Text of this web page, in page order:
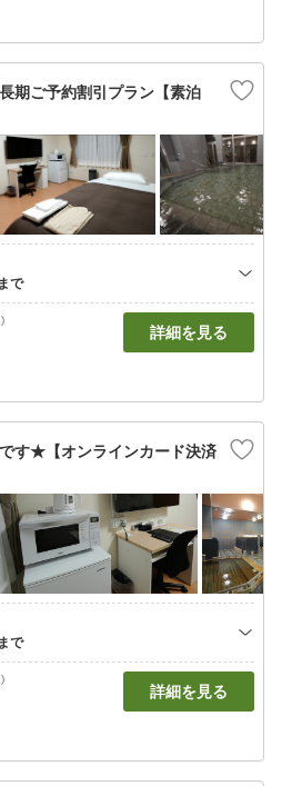
期ご予約割引プラン【素泊
詳細を見る
す★【オンラインカード決済
詳細を見る